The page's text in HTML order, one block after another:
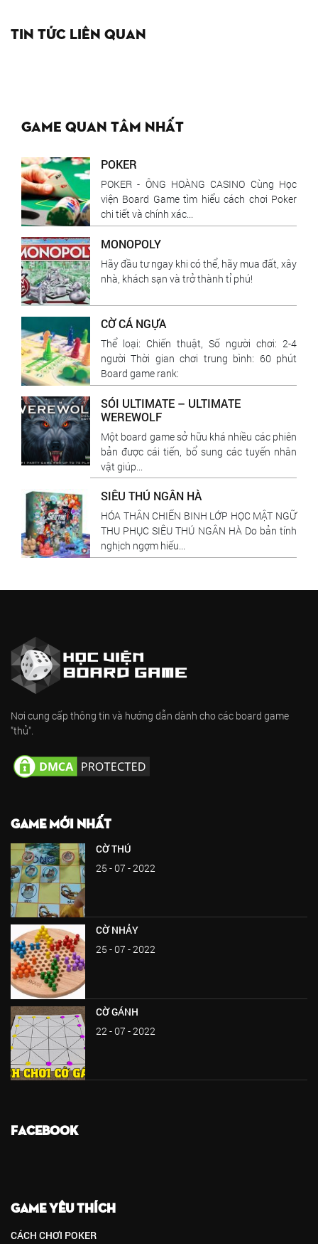
Tin tức liên quan
Game quan tâm nhất
POKER
POKER - ÔNG HOÀNG CASINO Cùng Học
viện Board Game tìm hiểu cách chơi Poker
chi tiết và chính xác...
MONOPOLY
Hãy đầu tư ngay khi có thể, hãy mua đất, xây
nhà, khách sạn và trở thành tỉ phú!
CỜ CÁ NGỰA
Thể loại: Chiến thuật, Số người chơi: 2-4
người Thời gian chơi trung bình: 60 phút
Board game rank:
SÓI ULTIMATE – ULTIMATE
WEREWOLF
Một board game sở hữu khá nhiều các phiên
bản được cái tiến, bổ sung các tuyến nhân
vật giúp...
SIÊU THÚ NGÂN HÀ
HÓA THÂN CHIẾN BINH LỚP HỌC MẬT NGỮ
THU PHỤC SIÊU THÚ NGÂN HÀ Do bản tính
nghịch ngợm hiếu...
Nơi cung cấp thông tin và hướng dẫn dành cho các board game
"thủ".
GAME MỚI NHẤT
CỜ THÚ
25 - 07 - 2022
CỜ NHẢY
25 - 07 - 2022
CỜ GÁNH
22 - 07 - 2022
FACEBOOK
GAME YÊU THÍCH
CÁCH CHƠI POKER